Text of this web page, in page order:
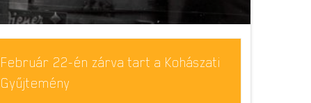
Február 22-én zárva tart a Kohászati
Gyűjtemény